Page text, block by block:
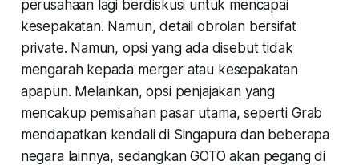
perusahaan lagi berdiskusi untuk mencapai
kesepakatan. Namun, detail obrolan bersifat
private. Namun, opsi yang ada disebut tidak
mengarah kepada merger atau kesepakatan
apapun. Melainkan, opsi penjajakan yang
mencakup pemisahan pasar utama, seperti Grab
mendapatkan kendali di Singapura dan beberapa
negara lainnya, sedangkan GOTO akan pegang di